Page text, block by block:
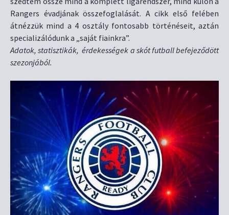
Rangers évadjának összefoglalását. A cikk első felében
átnézzük mind a 4 osztály fontosabb történéseit, aztán
specializálódunk a „saját fiainkra”.
Adatok, statisztikák, érdekességek a skót futball befejeződött
szezonjából.